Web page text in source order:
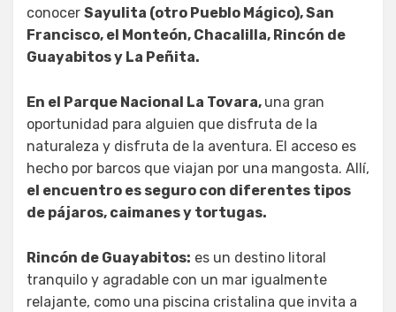
conocer Sayulita (otro Pueblo Mágico), San
Francisco, el Monteón, Chacalilla, Rincón de
Guayabitos y La Peñita.
En el Parque Nacional La Tovara, una gran
oportunidad para alguien que disfruta de la
naturaleza y disfruta de la aventura. El acceso es
hecho por barcos que viajan por una mangosta. Allí,
el encuentro es seguro con diferentes tipos
de pájaros, caimanes y tortugas.
Rincón de Guayabitos: es un destino litoral
tranquilo y agradable con un mar igualmente
relajante, como una piscina cristalina que invita a